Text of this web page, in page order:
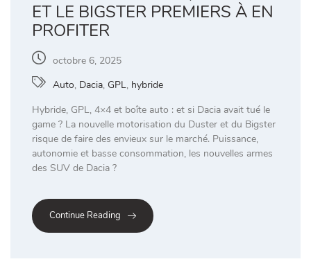
ET LE BIGSTER PREMIERS À EN
PROFITER
octobre 6, 2025
Auto, Dacia, GPL, hybride
Hybride, GPL, 4×4 et boîte auto : et si Dacia avait tué le
game ? La nouvelle motorisation du Duster et du Bigster
risque de faire des envieux sur le marché. Puissance,
autonomie et basse consommation, les nouvelles armes
des SUV de Dacia ?
Continue Reading